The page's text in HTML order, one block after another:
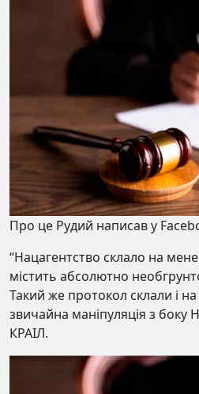
Про це Рудий написав у
“Нацагентство склало на
містить абсолютно
Такий же протокол склали і
звичайна маніпуляція з боку
КРАІЛ.